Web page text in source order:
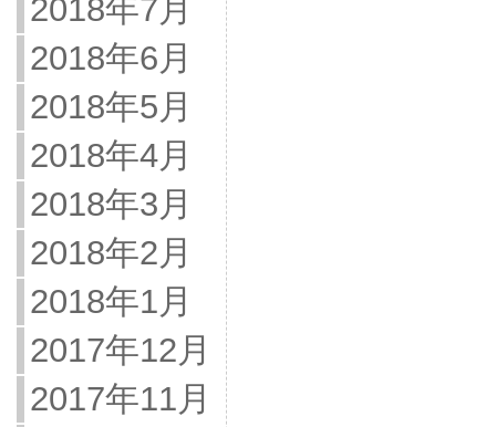
2018年7月
2018年6月
2018年5月
2018年4月
2018年3月
2018年2月
2018年1月
2017年12月
2017年11月